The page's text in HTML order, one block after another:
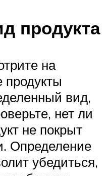
продукта
на
продукты
вид,
нет ли
не покрыт
Определение
убедиться,